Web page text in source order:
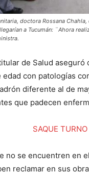
doctora Rossana
a Tucumán: ¨Ahora
de Salud
con patologías
diferente al de
que padecen
SAQUE
no se encuentren en
reclamar en sus